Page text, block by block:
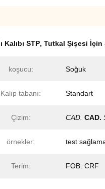
Kalıbı STP, Tutkal Şişesi İçin
koşucu: Soğuk
Kalıp tabanı: Standart
Çizim: CAD. CAD.
örnekler: test
Terim: FOB. CRF